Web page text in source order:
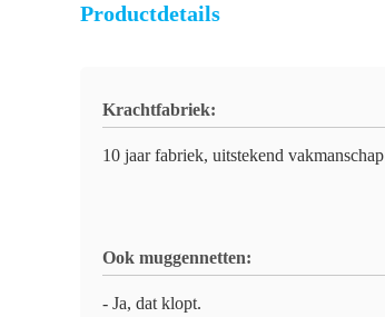
Productdetails
Krachtfabriek:
10 jaar fabriek, uitstekend vakmanschap
Ook muggennetten:
- Ja, dat klopt.